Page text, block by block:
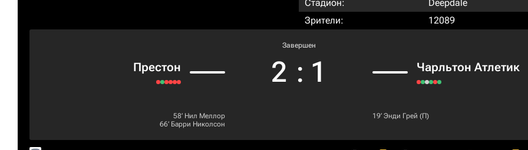
Стадион:
Deepdale
Зрители:
12089
Престон
Завершен
2 : 1 Чарльтон Атлетик
58‎’‎ Нил Меллор
66‎’‎ Барри Николсон
19‎’‎ Энди Грей (П)